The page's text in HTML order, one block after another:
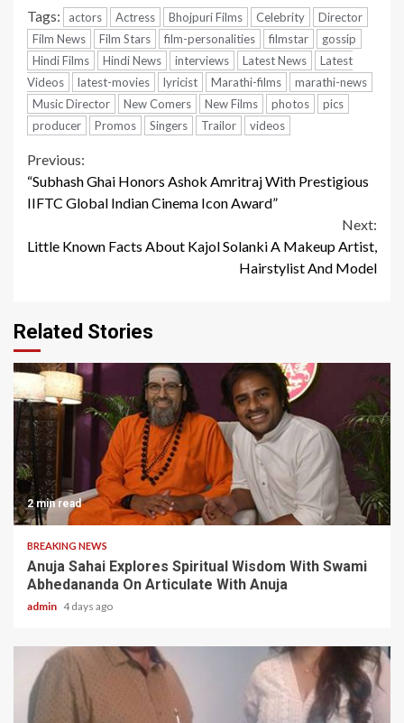
Tags: actors Actress Bhojpuri Films Celebrity
Director
Film News
Film Stars film-personalities filmstar
gossip
Hindi Films
Hindi News interviews Latest News
Latest
Videos
latest-movies lyricist Marathi-films
marathi-news
Music Director
New Comers New Films photos
pics
producer
Promos Singers Trailor videos
Continue
Reading
Previous:
“Subhash Ghai Honors Ashok Amritraj With Prestigious
IIFTC Global Indian Cinema Icon Award”
Next:
Little Known Facts About Kajol Solanki A Makeup Artist,
Hairstylist And Model
Related Stories
2 min read
BREAKING NEWS
Anuja Sahai Explores Spiritual Wisdom With Swami
Abhedananda On Articulate With Anuja
admin 4 days ago